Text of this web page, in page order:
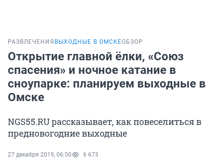
РАЗВЛЕЧЕНИЯ ВЫХОДНЫЕ В ОМСКЕОБЗОР
Открытие главной ёлки, «Союз
спасения» и ночное катание в
сноупарке: планируем выходные в
Омске
NGS55.RU рассказывает, как повеселиться в
предновогодние выходные
27 декабря 2019, 06:50 6 673